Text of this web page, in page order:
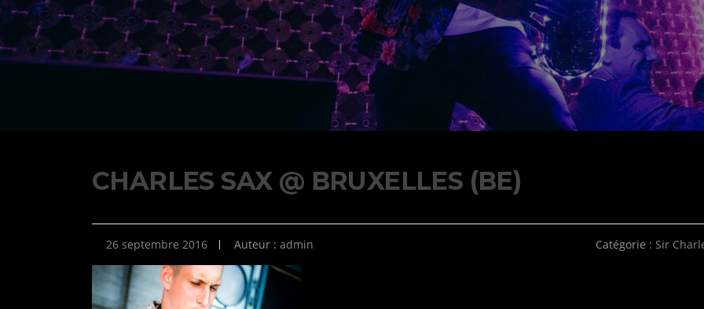
CHARLES SAX @ BRUXELLES (BE)
26 septembre 2016 Auteur : admin Catégorie : Sir